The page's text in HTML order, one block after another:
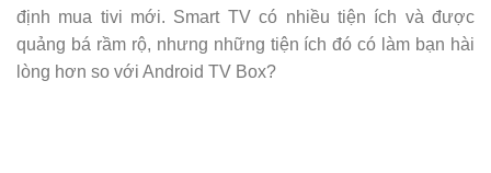
định mua tivi mới. Smart TV có nhiều tiện ích và được
quảng bá rầm rộ, nhưng những tiện ích đó có làm bạn hài
lòng hơn so với Android TV Box?